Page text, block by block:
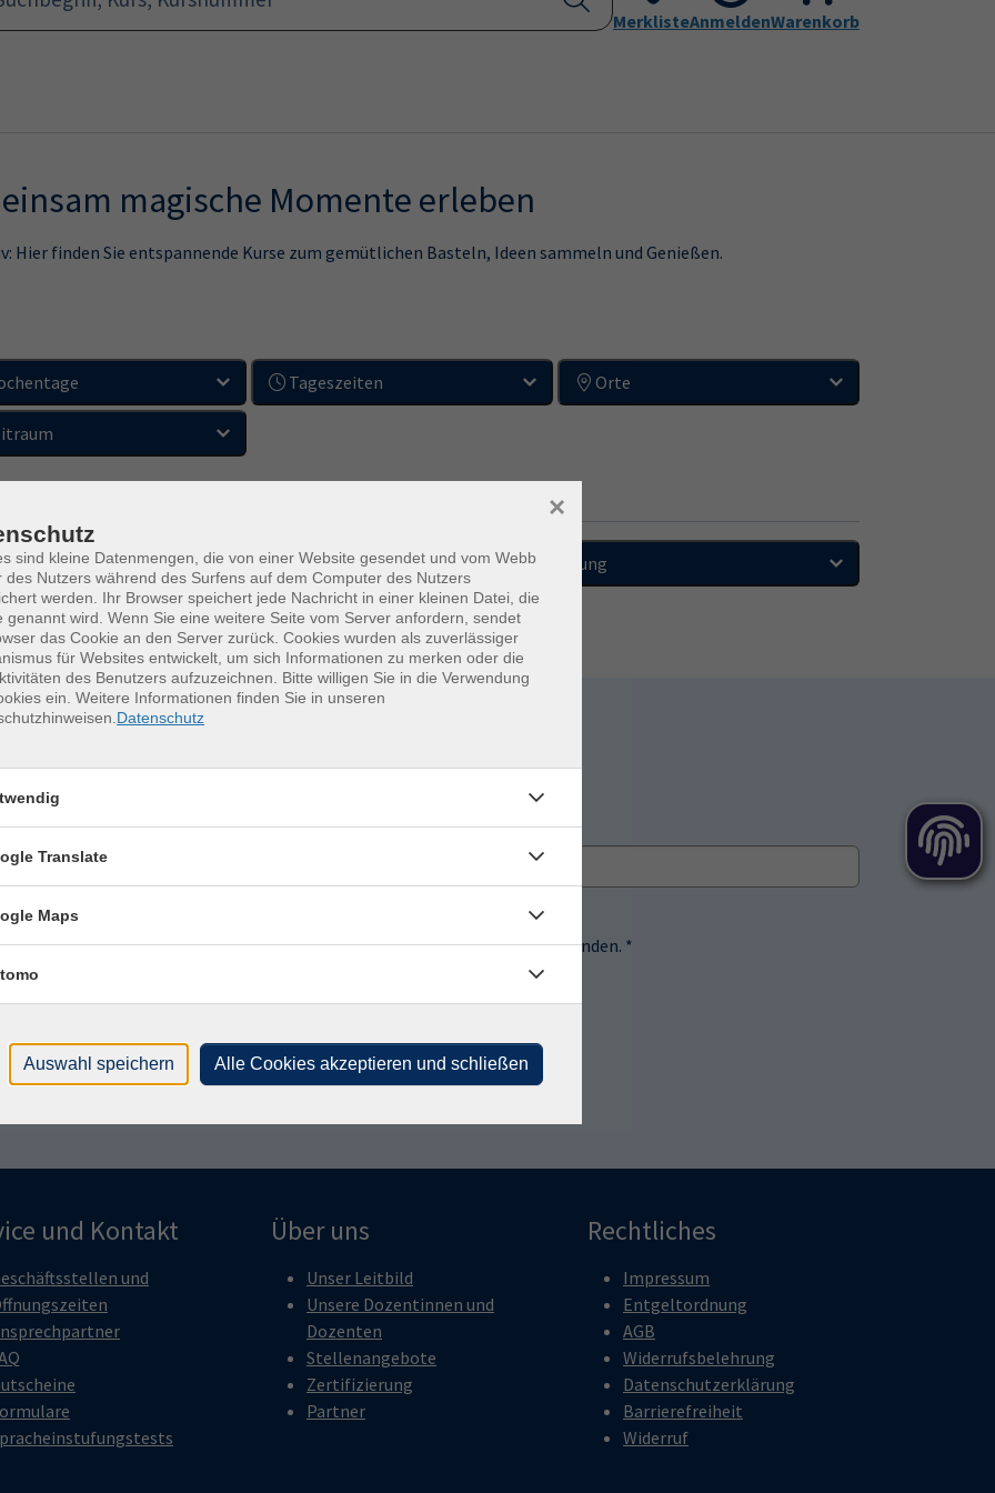
Submenu for "Programm"Submenu for "Kontakt"
Aktuelles Leichte Sprache
MerklisteAnmeldenWarenkorb
magische Momente erleben
Hier finden Sie entspannende Kurse zum gemütlichen Basteln, Ideen sammeln und Genießen.
Tageszeiten Orte
Sortierung
an!
mit der Verarbeitung gemäß unseren Datenschutzbestimmungen einverstanden. *
werden.
und Kontakt
und
Über uns
Unser Leitbild
Unsere Dozentinnen und
Dozenten
Stellenangebote
Zertifizierung
Partner
Rechtliches
Impressum
Entgeltordnung
AGB
Widerrufsbelehrung
Datenschutzerklärung
Barrierefreiheit
Widerruf
sind kleine Datenmengen, die von einer Website gesendet und vom Webb
des Nutzers während des Surfens auf dem Computer des Nutzers
werden. Ihr Browser speichert jede Nachricht in einer kleinen Datei, die
genannt wird. Wenn Sie eine weitere Seite vom Server anfordern, sendet
das Cookie an den Server zurück. Cookies wurden als zuverlässiger
für Websites entwickelt, um sich Informationen zu merken oder die
des Benutzers aufzuzeichnen. Bitte willigen Sie in die Verwendung
ein. Weitere Informationen finden Sie in unseren
Datenschutz
×
Translate
Maps
Auswahl speichern Alle Cookies akzeptieren und schließen